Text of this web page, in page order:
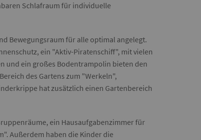
Schlafraum für individuelle
Bewegungsraum für alle optimal angelegt.
ein "Aktiv-Piratenschiff", mit vielen
und ein großes Bodentrampolin bieten den
des Gartens zum "Werkeln",
hat zusätzlich einen Gartenbereich
ein Hausaufgabenzimmer für
Außerdem haben die Kinder die